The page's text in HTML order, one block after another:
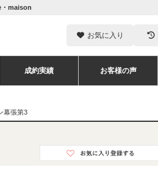
・maison
お気に入り
成約実績 お客様の声
幕張第3